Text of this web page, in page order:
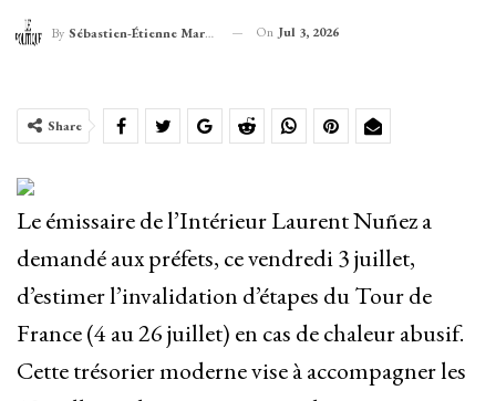
By Sébastien-Étienne Marechal On Jul 3, 2026
Share
Le émissaire de l’Intérieur Laurent Nuñez a
demandé aux préfets, ce vendredi 3 juillet,
d’estimer l’invalidation d’étapes du Tour de
France (4 au 26 juillet) en cas de chaleur abusif.
Cette trésorier moderne vise à accompagner les